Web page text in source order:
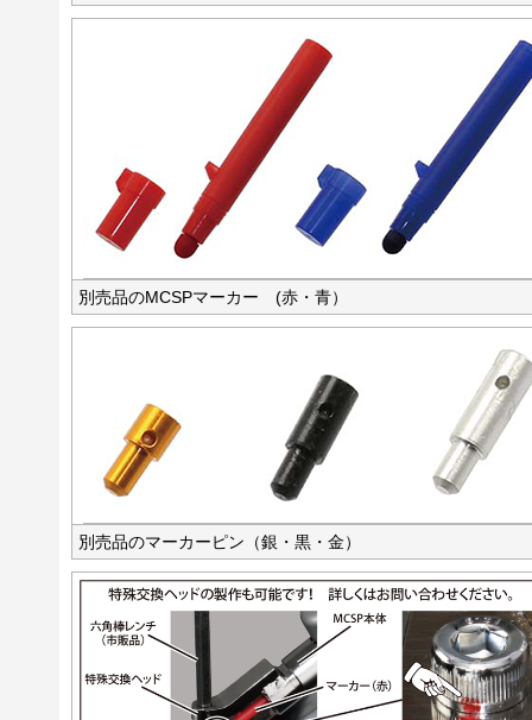
別売品のMCSPマーカー (赤・青）
別売品のマーカーピン（銀・黒・金）